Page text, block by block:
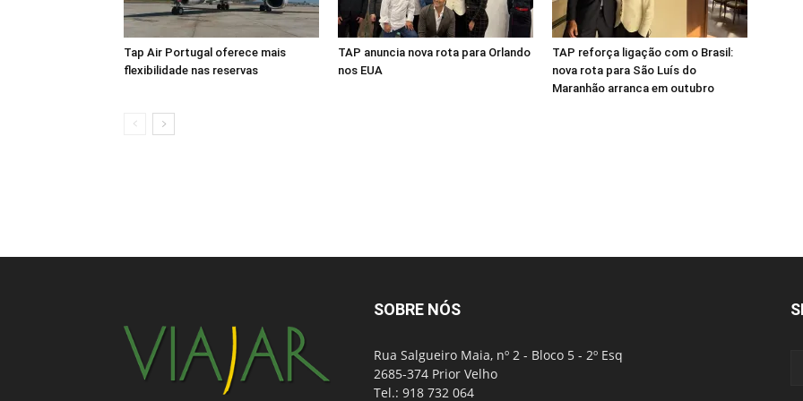
Tap Air Portugal oferece mais
flexibilidade nas reservas
TAP anuncia nova rota para Orlando
nos EUA
TAP reforça ligação com o Brasil:
nova rota para São Luís do
Maranhão arranca em outubro
SOBRE NÓS
Rua Salgueiro Maia, nº 2 - Bloco 5 - 2º Esq
2685-374 Prior Velho
Tel.: 918 732 064